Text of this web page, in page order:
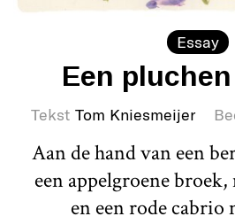
Essay
Een
Tekst Tom Kniesmeijer
Aan de hand van een
een appelgroene
en een rode cabrio